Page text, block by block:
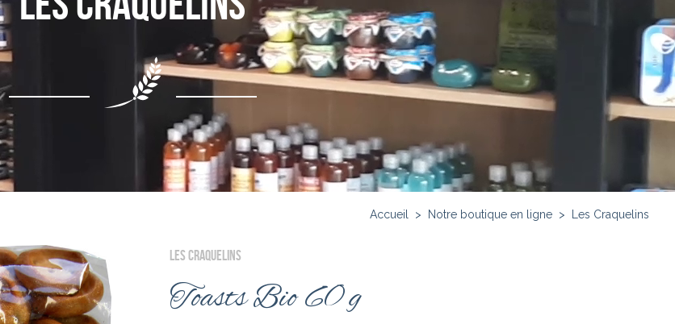
Accueil > Notre boutique en ligne > Les Craquelins
LES CRAQUELINS
Toasts Bio 60 g